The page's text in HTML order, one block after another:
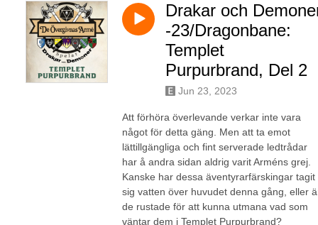
Drakar och
-23/Dragonbane:
Templet
Purpurbrand, Del 2
Jun 23, 2023
Att förhöra överlevande verkar inte vara
något för detta gäng. Men att ta emot
lättillgängliga och fint serverade ledtrådar
har å andra sidan aldrig varit Arméns grej.
Kanske har dessa äventyrarfärskingar tagit
sig vatten över huvudet denna gång, eller
de rustade för att kunna utmana vad som
väntar dem i Templet Purpurbrand?